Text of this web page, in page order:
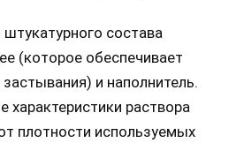
состава
(которое обеспечивает
и наполнитель.
характеристики раствора
плотности используемых